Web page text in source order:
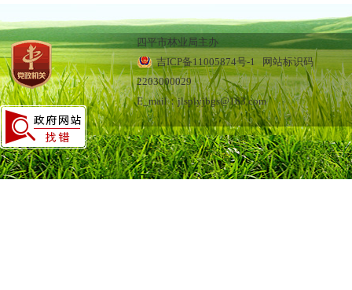
四平市林业局主办
吉ICP备11005874号-1 网站标识码
2203000029
E_mail：jlsplyjbgs@163.com